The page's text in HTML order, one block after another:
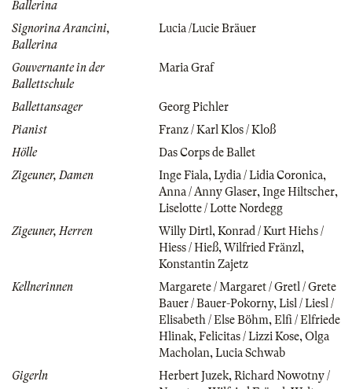
Ballerina
Signorina Arancini,
Ballerina
Lucia /Lucie Bräuer
Gouvernante in der
Ballettschule
Maria Graf
Ballettansager
Georg Pichler
Pianist
Franz / Karl Klos / Kloß
Hölle
Das Corps de Ballet
Zigeuner, Damen
Inge Fiala, Lydia / Lidia Coronica,
Anna / Anny Glaser, Inge Hiltscher,
Liselotte / Lotte Nordegg
Zigeuner, Herren
Willy Dirtl , Konrad / Kurt Hiehs /
Hiess / Hieß, Wilfried Fränzl ,
Konstantin Zajetz
Kellnerinnen
Margarete / Margaret / Gretl / Grete
Bauer / Bauer-Pokorny, Lisl / Liesl /
Elisabeth / Else Böhm, Elfi / Elfriede
Hlinak, Felicitas / Lizzi Kose, Olga
Macholan, Lucia Schwab
Gigerln
Herbert Juzek, Richard Nowotny /